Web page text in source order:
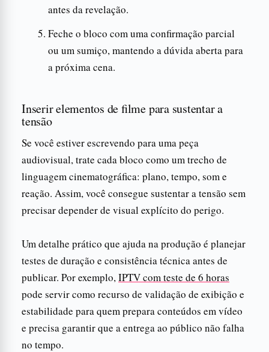
antes da revelação.
Feche o bloco com uma confirmação parcial
ou um sumiço, mantendo a dúvida aberta para
a próxima cena.
Inserir elementos de filme para sustentar a
tensão
Se você estiver escrevendo para uma peça
audiovisual, trate cada bloco como um trecho de
linguagem cinematográfica: plano, tempo, som e
reação. Assim, você consegue sustentar a tensão sem
precisar depender de visual explícito do perigo.
Um detalhe prático que ajuda na produção é planejar
testes de duração e consistência técnica antes de
publicar. Por exemplo,IPTV com teste de 6 horas
pode servir como recurso de validação de exibição e
estabilidade para quem prepara conteúdos em vídeo
e precisa garantir que a entrega ao público não falha
no tempo.